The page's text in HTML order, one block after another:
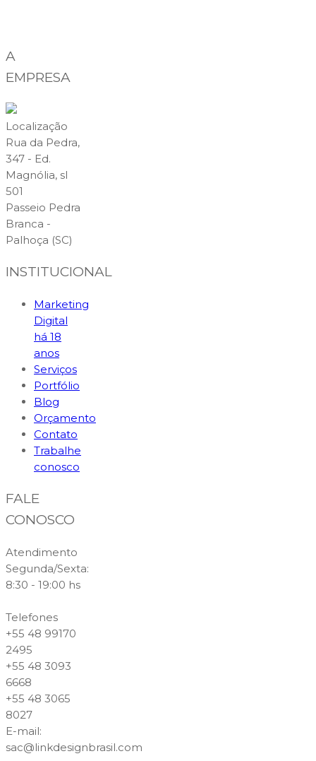
A
EMPRESA
Localização
Rua da Pedra,
347 - Ed.
Magnólia, sl
501
Passeio Pedra
Branca -
Palhoça (SC)
INSTITUCIONAL
Marketing
Digital
há 18
anos
Serviços
Portfólio
Blog
Orçamento
Contato
Trabalhe
conosco
FALE
CONOSCO
Atendimento
Segunda/Sexta:
8:30 - 19:00 hs
Telefones
+55 48 99170
2495
+55 48 3093
6668
+55 48 3065
8027
E-mail:
sac@linkdesignbrasil.com